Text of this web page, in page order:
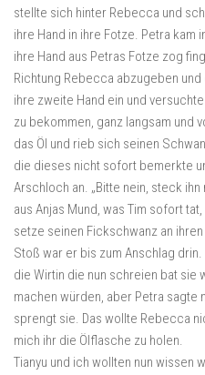
stellte sich hinter Rebecca und
ihre Hand in ihre Fotze. Petra kam
ihre Hand aus Petras Fotze zog
Richtung Rebecca abzugeben
ihre zweite Hand ein und
zu bekommen, ganz langsam und
das Öl und rieb sich seinen
die dieses nicht sofort bemerkte
Arschloch an. „Bitte nein, steck
aus Anjas Mund, was Tim sofort
setze seinen Fickschwanz an
Stoß war er bis zum Anschlag
die Wirtin die nun schreien bat
machen würden, aber Petra sagte
sprengt sie. Das wollte Rebecca
mich ihr die Ölflasche zu holen.
Tianyu und ich wollten nun wissen